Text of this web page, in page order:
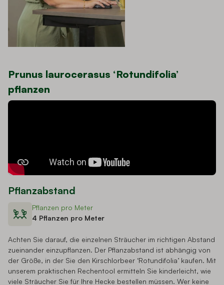
Prunus laurocerasus ‘Rotundifolia’
pflanzen
Pflanzabstand
Pflanzen pro Meter
4 Pflanzen pro Meter
Achten Sie darauf, die einzelnen Sträucher im richtigen Abstand
zueinander einzupflanzen. Der Pflanzabstand ist abhängig von
der Größe, in der Sie den Kirschlorbeer ‘Rotundifolia’ kaufen. Mit
unserem praktischen Rechentool ermitteln Sie kinderleicht, wie
viele Sträucher Sie für Ihre Hecke bestellen müssen. Wer keine